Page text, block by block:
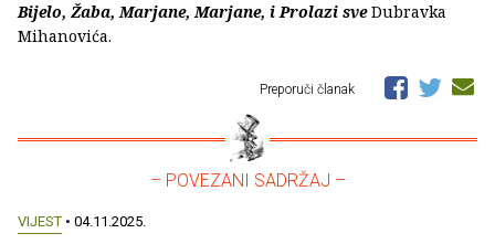
Bijelo, Žaba, Marjane, Marjane, i Prolazi sveDubravka
Mihanovića.
Preporuči članak
– POVEZANI SADRŽAJ –
VIJEST • 04.11.2025.